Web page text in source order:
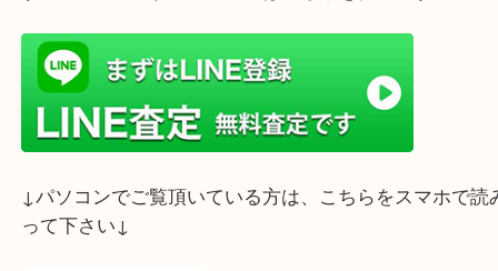
ライン査定始めました☆お友だち登録お願いしま